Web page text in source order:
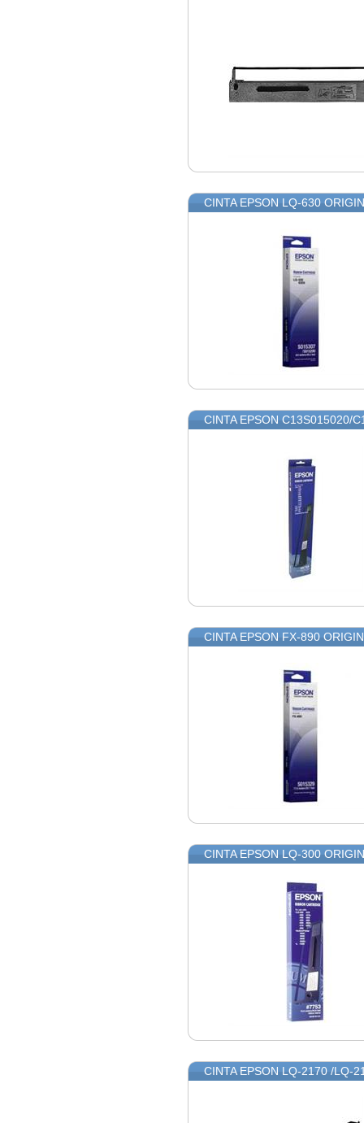
CINTA EPSON LQ-630
CINTA EPSON C13S015020/
CINTA EPSON FX-890
CINTA EPSON LQ-300
CINTA EPSON LQ-2170 /LQ-